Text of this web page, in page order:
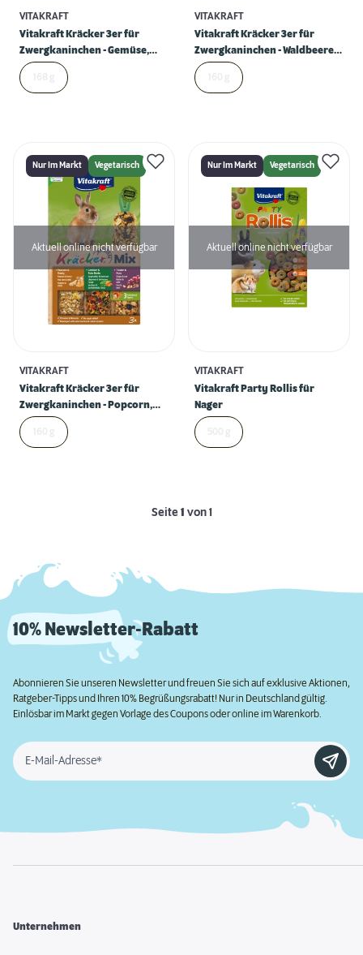
VITAKRAFT
Vitakraft Kräcker 3er für
Zwergkaninchen - Gemüse,
Nuss & Waldbeere
VITAKRAFT
Vitakraft Kräcker 3er für
Zwergkaninchen - Waldbeere,
Honig & Popcorn
Nur Im Markt Vegetarisch
Aktuell online nicht verfügbar
VITAKRAFT
Vitakraft Kräcker 3er für
Zwergkaninchen - Popcorn,
Gemüse & Nuss
Nur Im Markt Vegetarisch
Aktuell online nicht verfügbar
VITAKRAFT
Vitakraft Party Rollis für
Nager
Seite1 von 1
10% Newsletter-Rabatt
Abonnieren Sie unseren Newsletter und freuen Sie sich auf exklusive Aktionen,
Ratgeber-Tipps und Ihren 10% Begrüßungsrabatt! Nur in Deutschland gültig.
Einlösbar im Markt gegen Vorlage des Coupons oder online im Warenkorb.
E-Mail-Adresse*
Unternehmen